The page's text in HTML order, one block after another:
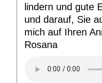
lindern und gute
und darauf, Sie
mich auf Ihren
Rosana